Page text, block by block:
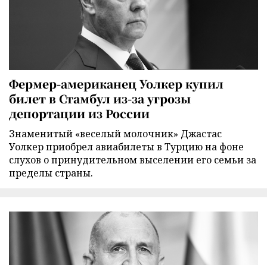
Фермер-американец Уолкер купил
билет в Стамбул из-за угрозы
депортации из России
Знаменитый «веселый молочник» Джастас
Уолкер приобрел авиабилеты в Турцию на фоне
слухов о принудительном выселении его семьи за
пределы страны.